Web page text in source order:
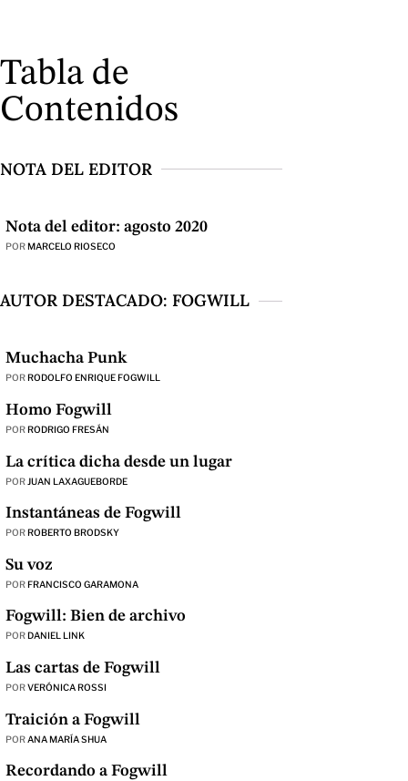
Tabla de
Contenidos
NOTA DEL EDITOR
Nota del editor: agosto 2020
PORMARCELO RIOSECO
AUTOR DESTACADO: FOGWILL
Muchacha Punk
POR RODOLFO ENRIQUE FOGWILL
Homo Fogwill
PORRODRIGO FRESÁN
La crítica dicha desde un lugar
POR JUAN LAXAGUEBORDE
Instantáneas de Fogwill
PORROBERTO BRODSKY
Su voz
PORFRANCISCO GARAMONA
Fogwill: Bien de archivo
POR DANIEL LINK
Las cartas de Fogwill
PORVERÓNICA ROSSI
Traición a Fogwill
PORANA MARÍA SHUA
Recordando a Fogwill